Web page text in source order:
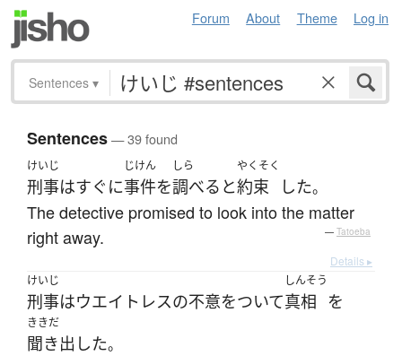
Forum About Theme Log in
Sentences ▾
Sentences— 39 found
けいじ
刑事はすぐに
じけん
事件を
しら
調べる と
やくそく
約束 した。
The detective promised to look into the matter
right away.
— Tatoeba
Details ▸
けいじ
刑事はウエイトレスの不意をついて
しんそう
真相 を
ききだ
聞き出した。